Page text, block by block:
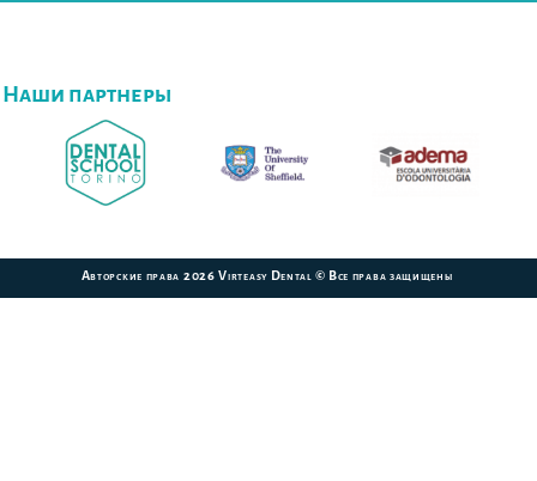
Наши партнеры
Авторские права 2026 Virteasy Dental © Все права защищены